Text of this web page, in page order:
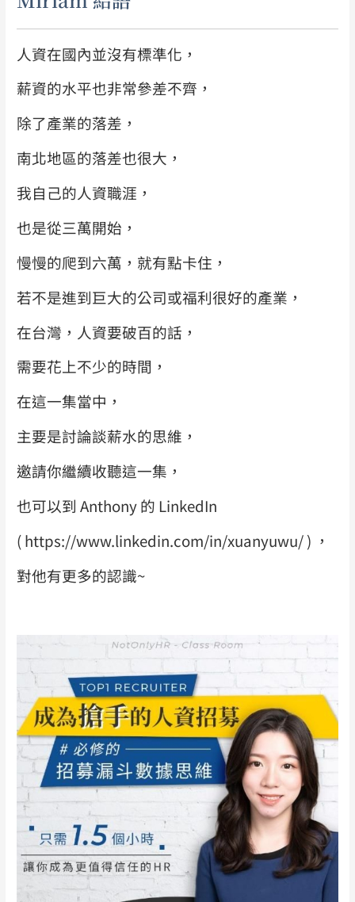
人資在國內並沒有標準化，
薪資的水平也非常參差不齊，
除了產業的落差，
南北地區的落差也很大，
我自己的人資職涯，
也是從三萬開始，
慢慢的爬到六萬，就有點卡住，
若不是進到巨大的公司或福利很好的產業，
在台灣，人資要破百的話，
需要花上不少的時間，
在這一集當中，
主要是討論談薪水的思維，
邀請你繼續收聽這一集，
也可以到 Anthony 的 LinkedIn
( https://www.linkedin.com/in/xuanyuwu/ ) ，
對他有更多的認識~